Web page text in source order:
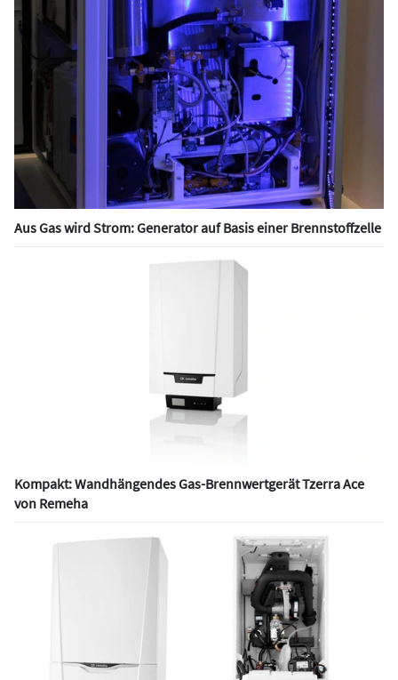
Aus Gas wird Strom: Generator auf Basis einer Brennstoffzelle
Kompakt: Wandhängendes Gas-Brennwertgerät Tzerra Ace
von Remeha